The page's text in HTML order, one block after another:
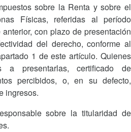
sobre la Renta y sobre el
Físicas, referidas al período
con plazo de presentación
del derecho, conforme al
1 de este artículo. Quienes
a presentarlas, certificado de
percibidos, o, en su defecto,
ingresos.
sobre la titularidad de